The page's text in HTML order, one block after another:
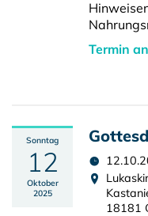
Termin
Sonntag
12
Oktober
2025
18181